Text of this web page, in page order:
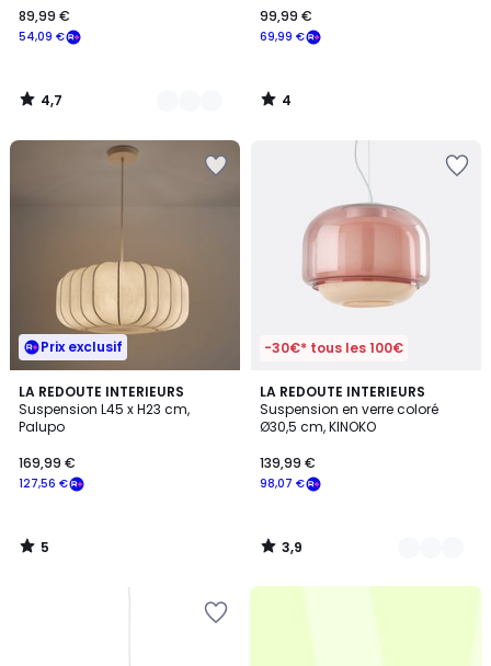
€
souscrivez
notre
programme
54,09 €
89,99 €
4,7
/
69,99 €
99,99 €
4
/
Prix exclusif
LA REDOUTE INTERIEURS
Suspension L45 x H23 cm,
Palupo
127,56 €
169,99 €
5
/
5
5
/
-30€* tous les 100€
LA REDOUTE INTERIEURS
Suspension en verre coloré
Ø30,5 cm, KINOKO
98,07 €
139,99 €
3,9
/ 5
6
Couleurs
3,9
/